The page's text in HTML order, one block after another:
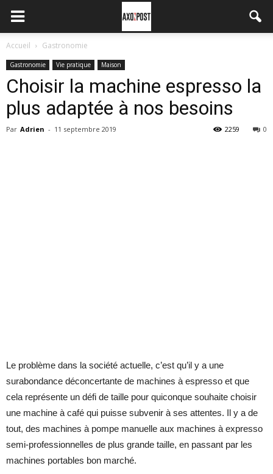
Accueil Gastronomie
Gastronomie Vie pratique Maison
Choisir la machine espresso la
plus adaptée à nos besoins
Par Adrien - 11 septembre 2019 0
2259
Le problème dans la société actuelle, c’est qu’il y a une
surabondance déconcertante de machines à espresso et que
cela représente un défi de taille pour quiconque souhaite choisir
une machine à café qui puisse subvenir à ses attentes. Il y a de
tout, des machines à pompe manuelle aux machines à expresso
semi-professionnelles de plus grande taille, en passant par les
machines portables bon marché.